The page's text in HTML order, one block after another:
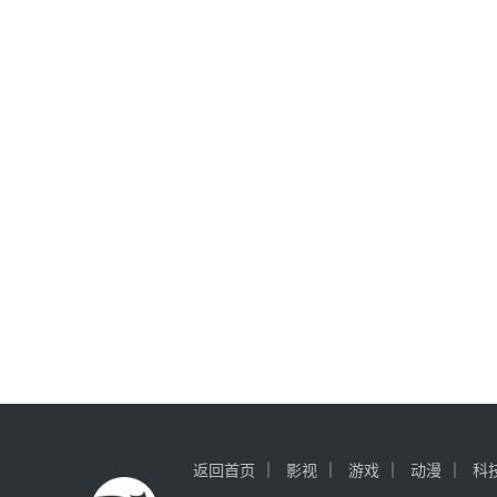
返回首页 影视 游戏 动漫 科